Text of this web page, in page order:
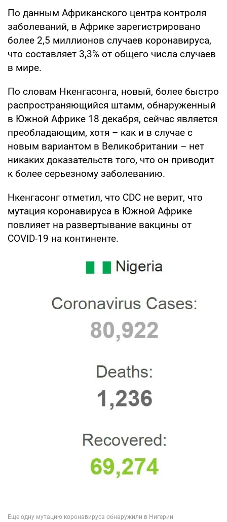
По данным Африканского центра контроля
заболеваний, в Африке зарегистрировано
более 2,5 миллионов случаев коронавируса,
что составляет 3,3% от общего числа случаев
в мире.
По словам Нкенгасонга, новый, более быстро
распространяющийся штамм, обнаруженный
в Южной Африке 18 декабря, сейчас является
преобладающим, хотя – как и в случае с
новым вариантом в Великобритании – нет
никаких доказательств того, что он приводит
к более серьезному заболеванию.
Нкенгасонг отметил, что CDC не верит, что
мутация коронавируса в Южной Африке
повлияет на развертывание вакцины от
COVID-19 на континенте.